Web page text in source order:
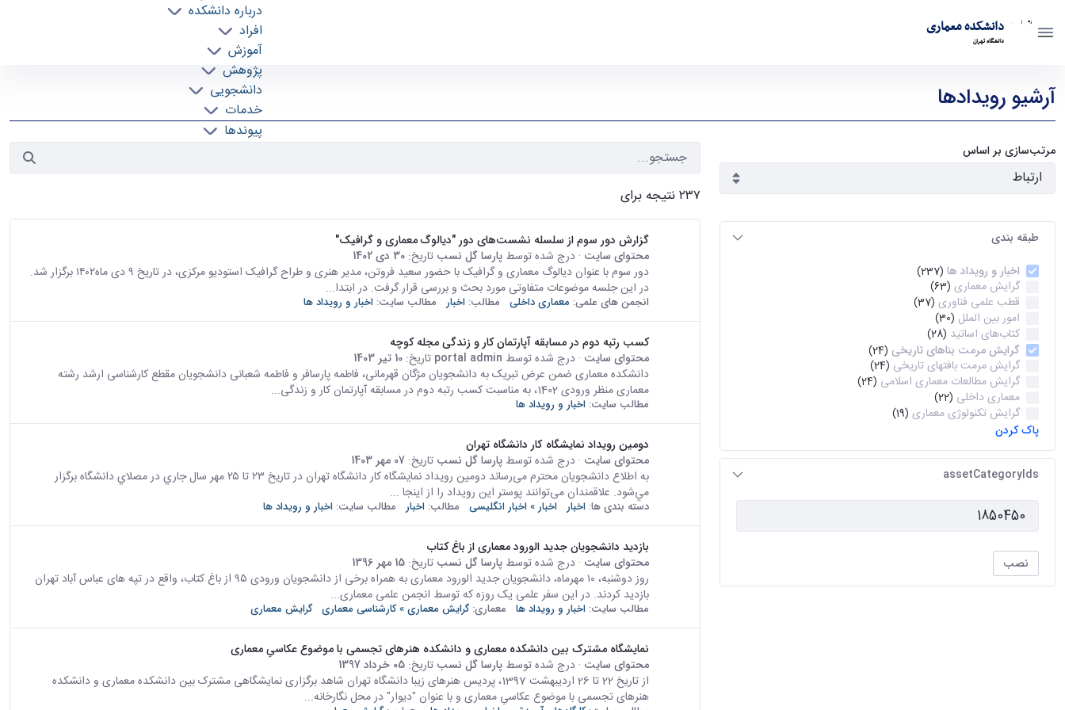
دانشکده معماری
دانشگاه تهران
درباره دانشکده
افراد
آموزش
پژوهش
دانشجویی
خدمات
پیوندها
آرشیو رویدادها
مرتب‌سازی بر اساس
طبقه بندی
اخبار و رویداد ها (237)
گرایش معماری (63)
قطب علمی فناوری (37)
امور بین الملل (30)
کتاب‌های اساتید (28)
گرایش مرمت بناهای تاریخی (24)
گرایش مرمت بافتهای تاریخی (24)
گرایش مطالعات معماری اسلامی (24)
معماری داخلی (22)
گرایش تکنولوژی معماری (19)
پاک کردن
assetCategoryIds
نصب
۲۳۷ نتیجه برای
گزارش دور سوم از سلسله نشست‌های دور "دیالوگ معماری و گرافیک"
محتوای سایت · درج شده توسط پارسا گل نسب تاریخ: 30 دی 1402
دور سوم با عنوان دیالوگ معماری و گرافیک با حضور سعید فروتن، مدیر هنری و طراح گرافیک استودیو مرکزی، در تاریخ ۹ دی ماه۱۴۰۲ برگزار شد.
در این جلسه موضوعات متفاوتی مورد بحث و بررسی قرار گرفت. در ابتدا...
انجمن های علمی: معماری داخلی مطالب: اخبار مطالب سایت: اخبار و رویداد ها
کسب رتبه دوم در مسابقه آپارتمان کار و زندگی مجله کوچه
محتوای سایت · درج شده توسط portal admin تاریخ: 10 تیر 1403
دانشکده معماری ضمن عرض تبریک به دانشجویان مژگان قهرمانی، فاطمه پارسافر و فاطمه شعبانی دانشجویان مقطع کارشناسی ارشد رشته
معماری منظر ورودی 1402، به مناسبت کسب رتبه دوم در مسابقه آپارتمان کار و زندگی...
مطالب سایت: اخبار و رویداد ها
دومين رويداد نمايشگاه كار دانشگاه تهران
محتوای سایت · درج شده توسط پارسا گل نسب تاریخ: 07 مهر 1403
به اطلاع دانشجویان محترم می‌رساند دومين رويداد نمايشگاه كار دانشگاه تهران در تاريخ ۲۳ تا ۲۵ مهر سال جاري در مصلاي دانشگاه برگزار
مي‌شود. علاقمندان می‌توانند پوستر این رویداد را از اینجا ...
دسته بندی ها: اخبار اخبار » اخبار انگلیسی مطالب: اخبار مطالب سایت: اخبار و رویداد ها
بازدید دانشجویان جدید الورود معماری از باغ کتاب
محتوای سایت · درج شده توسط پارسا گل نسب تاریخ: 15 مهر 1396
روز دوشنبه، ۱۰ مهرماه، دانشجویان جدید الورود معماری به همراه برخی از دانشجویان ورودی ۹۵ از باغ کتاب، واقع در تپه های عباس آباد تهران
بازدید کردند. در این سفر علمی یک روزه که توسط انجمن علمی معماری...
مطالب سایت: اخبار و رویداد ها معماری:گرایش معماری » کارشناسی معماری گرایش معماری
نمایشگاه مشترک بین دانشکده معماری و دانشکده هنرهای تجسمی با موضوع عکاسیِ معماری
محتوای سایت · درج شده توسط پارسا گل نسب تاریخ: 05 خرداد 1397
از تاریخ 22 تا 26 اردیبهشت 1397، پردیس هنرهای زیبا دانشگاه تهران شاهد برگزاری نمایشگاهی مشترک بین دانشکده معماری و دانشکده
هنرهای تجسمی با موضوع عکاسیِ معماری و با عنوان "دیوار" در محل نگارخانه...